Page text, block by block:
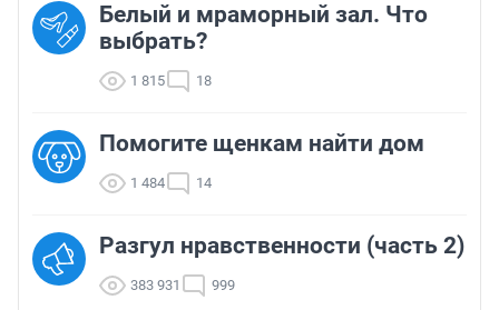
Белый и мраморный зал. Что
выбрать?
1 815 18
Помогите щенкам найти дом
1 484 14
Разгул нравственности (часть 2)
383 931 999